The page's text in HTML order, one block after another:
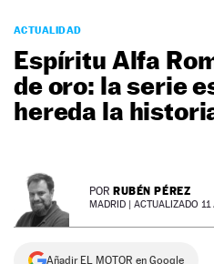
PODCAST
MOTOS
TECNOLOGÍA
SUPERCOCHES
SERVICIOS
NEWSLETTER
ACTUALIDAD
Espíritu Alfa
de oro: la serie
hereda la
POR RUBÉN PÉREZ
MADRID | ACTUALIZADO
Añadir EL MOTOR en Google